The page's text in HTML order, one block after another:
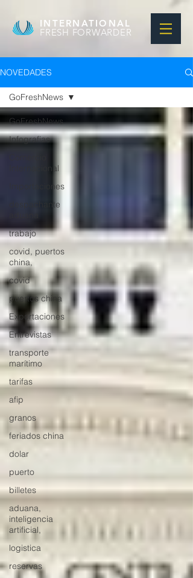
INTERNATIONAL
FRESH FORWARDER
NOVEDADES
GoFreshNews
Infografias
Internacional
Importaciones
despachante
trabajo
covid, puertos
china,
covid
puertos china
Exportaciones
Entrevistas
transporte
marítimo
tarifas
afip
granos
feriados china
dolar
puerto
billetes
aduana,
inteligencia
artificial,
logistica
reservas
GoFreshNews